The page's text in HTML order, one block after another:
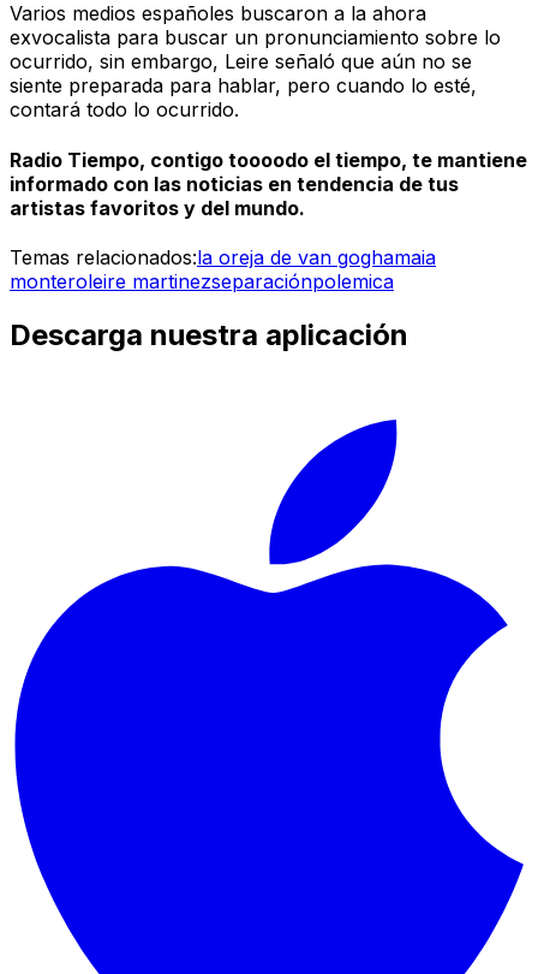
Varios medios españoles buscaron a la ahora
exvocalista para buscar un pronunciamiento sobre lo
ocurrido, sin embargo, Leire señaló que aún no se
siente preparada para hablar, pero cuando lo esté,
contará todo lo ocurrido.
Radio Tiempo, contigo toooodo el tiempo, te mantiene
informado con las noticias en tendencia de tus
artistas favoritos y del mundo.
Temas relacionados:la oreja de van goghamaia
monteroleire martinezseparaciónpolemica
Descarga nuestra aplicación